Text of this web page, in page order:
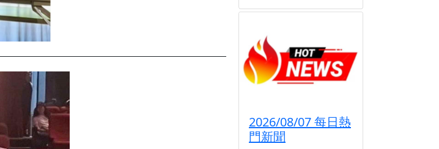
2026/08/07 每日熱
門新聞